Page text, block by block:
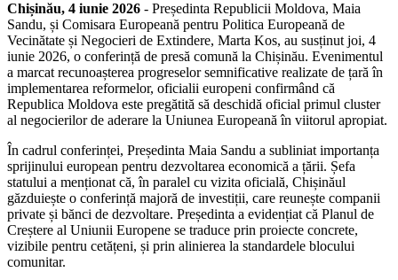
Chișinău, 4 iunie 2026 - Președinta Republicii Moldova, Maia
Sandu, și Comisara Europeană pentru Politica Europeană de
Vecinătate și Negocieri de Extindere, Marta Kos, au susținut joi, 4
iunie 2026, o conferință de presă comună la Chișinău. Evenimentul
a marcat recunoașterea progreselor semnificative realizate de țară în
implementarea reformelor, oficialii europeni confirmând că
Republica Moldova este pregătită să deschidă oficial primul cluster
al negocierilor de aderare la Uniunea Europeană în viitorul apropiat.
În cadrul conferinței, Președinta Maia Sandu a subliniat importanța
sprijinului european pentru dezvoltarea economică a țării. Șefa
statului a menționat că, în paralel cu vizita oficială, Chișinăul
găzduiește o conferință majoră de investiții, care reunește companii
private și bănci de dezvoltare. Președinta a evidențiat că Planul de
Creștere al Uniunii Europene se traduce prin proiecte concrete,
vizibile pentru cetățeni, și prin alinierea la standardele blocului
comunitar.